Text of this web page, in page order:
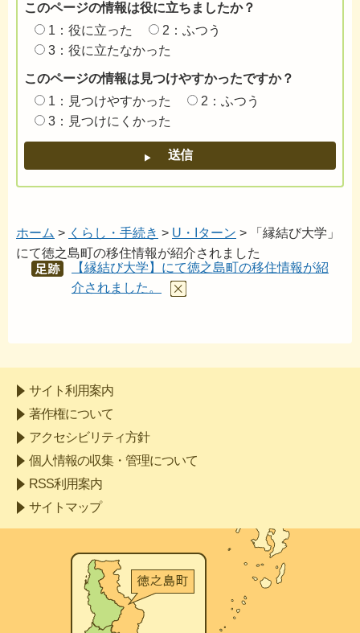
このページの情報は役に立ちましたか？
1：役に立った
2：ふつう
3：役に立たなかった
このページの情報は見つけやすかったですか？
1：見つけやすかった
2：ふつう
3：見つけにくかった
ホーム > くらし・手続き > U・Iターン > 「縁結び大学」
にて徳之島町の移住情報が紹介されました
あし
【縁結び大学】にて徳之島町の移住情報が紹
介されました。
サイト利用案内
著作権について
アクセシビリティ方針
個人情報の収集・管理について
RSS利用案内
サイトマップ